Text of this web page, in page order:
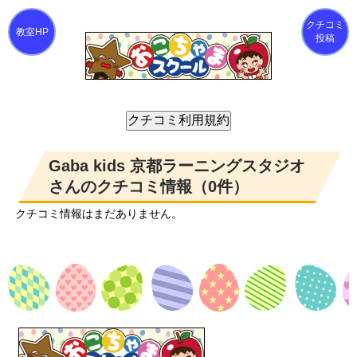
クチコミ
投稿
Gaba kids 京都ラーニングスタジオ
さんのクチコミ情報（0件）
クチコミ情報はまだありません。